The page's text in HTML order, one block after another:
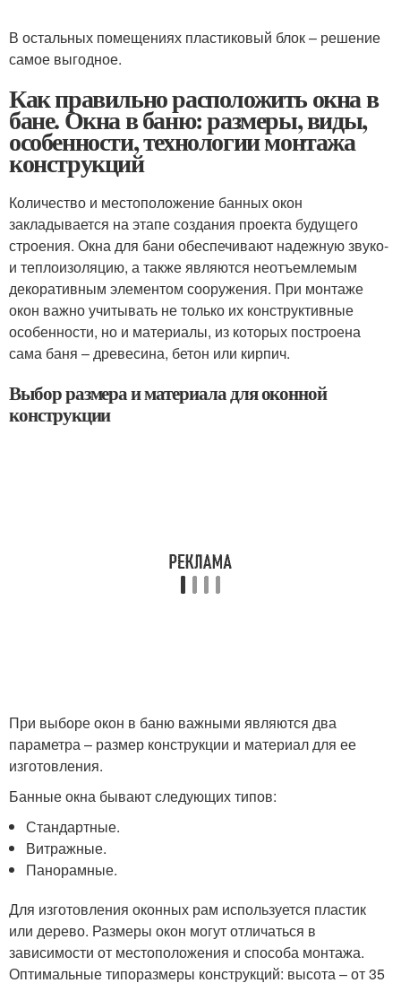
В остальных помещениях пластиковый блок – решение
самое выгодное.
Как правильно расположить окна в
бане. Окна в баню: размеры, виды,
особенности, технологии монтажа
конструкций
Количество и местоположение банных окон
закладывается на этапе создания проекта будущего
строения. Окна для бани обеспечивают надежную звуко-
и теплоизоляцию, а также являются неотъемлемым
декоративным элементом сооружения. При монтаже
окон важно учитывать не только их конструктивные
особенности, но и материалы, из которых построена
сама баня – древесина, бетон или кирпич.
Выбор размера и материала для оконной
конструкции
При выборе окон в баню важными являются два
параметра – размер конструкции и материал для ее
изготовления.
Банные окна бывают следующих типов:
Стандартные.
Витражные.
Панорамные.
Для изготовления оконных рам используется пластик
или дерево. Размеры окон могут отличаться в
зависимости от местоположения и способа монтажа.
Оптимальные типоразмеры конструкций: высота – от 35